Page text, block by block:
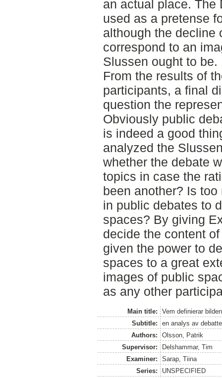
an actual place. The
used as a pretense
although the decline
correspond to an
Slussen ought to be.
From the results of
participants, a final
question the
Obviously public
is indeed a good
analyzed the
whether the debate
topics in case the
been another? Is
in public debates to
spaces? By giving
decide the content
given the power to
spaces to a great
images of public
as any other
Main title:
Vem definierar
Subtitle:
en analys av
Authors:
Olsson, Patrik
Supervisor:
Delshammar, Tim
Examiner:
Sarap, Tiina
Series:
UNSPECIFIED